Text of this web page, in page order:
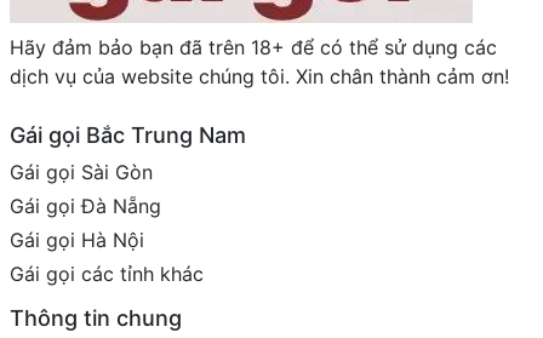
Hãy đảm bảo bạn đã trên 18+ để có thể sử dụng các
dịch vụ của website chúng tôi. Xin chân thành cảm ơn!
Gái gọi Bắc Trung Nam
Gái gọi Sài Gòn
Gái gọi Đà Nẵng
Gái gọi Hà Nội
Gái gọi các tỉnh khác
Thông tin chung